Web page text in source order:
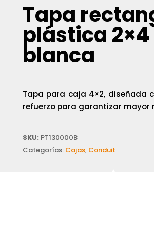
Tapa
plástica 2×4
blanca
Tapa para caja 4×2, diseñada
refuerzo para garantizar mayor
SKU: PT130000B
Categorías: Cajas, Conduit